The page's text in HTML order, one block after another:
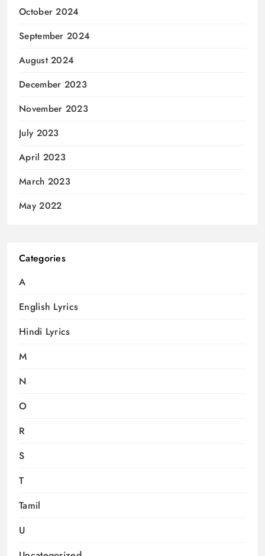
October 2024
September 2024
August 2024
December 2023
November 2023
July 2023
April 2023
March 2023
May 2022
Categories
A
English Lyrics
Hindi Lyrics
M
N
O
R
S
T
Tamil
U